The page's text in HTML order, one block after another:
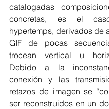
catalogadas
concretas, es el
hypertemps, derivados de
GIF de pocas
trocean vertical u
Debido a la
conexión y las
retazos de imagen se
ser reconstruidos en un